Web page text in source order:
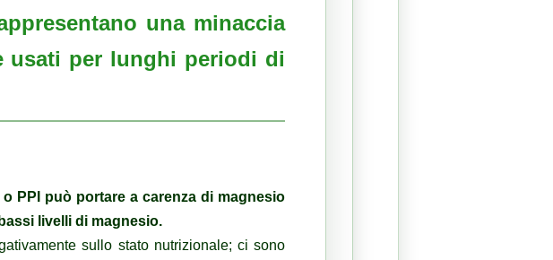
una minaccia
usati per lunghi periodi di
PPI può portare a carenza di magnesio
livelli di magnesio.
sullo stato nutrizionale;ci sono